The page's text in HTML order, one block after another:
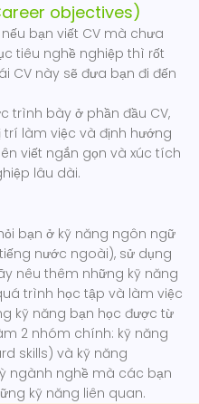
objectives)
bạn viết CV mà chưa
tiêu nghề nghiệp thì rốt
CV này sẽ đưa bạn đi đến
trình bày ở phần đầu CV,
làm việc và định hướng
viết ngắn gọn và xúc tích
lâu dài.
bạn ở kỹ năng ngôn ngữ
nước ngoài), sử dụng
nêu thêm những kỹ năng
trình học tập và làm việc
kỹ năng bạn học được từ
2 nhóm chính: kỹ năng
skills) và kỹ năng
ngành nghề mà các bạn
kỹ năng liên quan.